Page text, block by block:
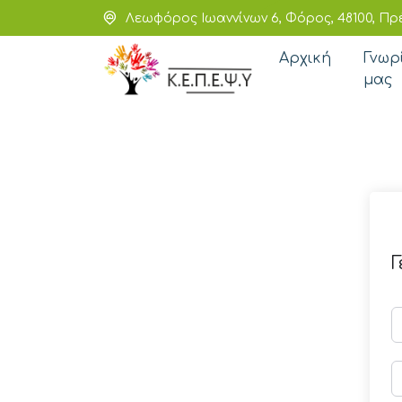
Λεωφόρος Ιωαννίνων 6, Φόρος, 48100,
Αρχική
μας